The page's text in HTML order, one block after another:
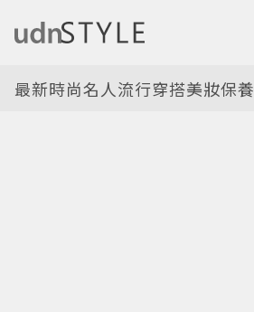
最新時尚名人流行穿搭美妝保養